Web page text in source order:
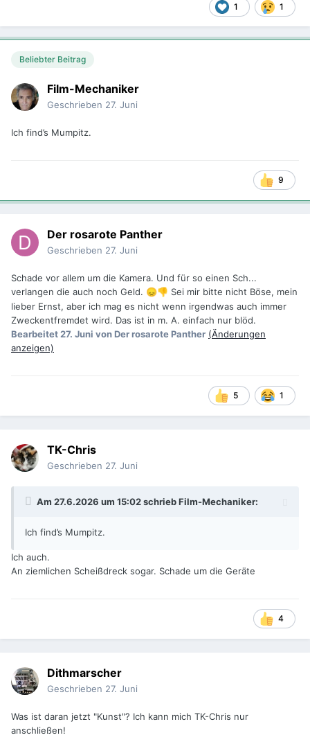
1 1
Beliebter Beitrag
Film-Mechaniker
Geschrieben 27. Juni
Ich find’s Mumpitz.
9
Der rosarote Panther
Geschrieben 27. Juni
Schade vor allem um die Kamera. Und für so einen Sch...
verlangen die auch noch Geld. 😞👎 Sei mir bitte nicht Böse, mein
lieber Ernst, aber ich mag es nicht wenn irgendwas auch immer
Zweckentfremdet wird. Das ist in m. A. einfach nur blöd.
Bearbeitet 27. Juni von Der rosarote Panther (Änderungen
anzeigen)
5 1
TK-Chris
Geschrieben 27. Juni
Am 27.6.2026 um 15:02 schriebFilm-Mechaniker:
Ich find’s Mumpitz.
Ich auch.
An ziemlichen Scheißdreck sogar. Schade um die Geräte
4
Dithmarscher
Geschrieben 27. Juni
Was ist daran jetzt "Kunst"? Ich kann mich TK-Chris nur
anschließen!